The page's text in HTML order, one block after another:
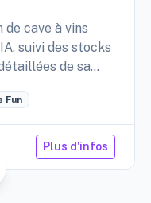
cave à vins
suivi des stocks
de sa
Fun
Plus d'infos